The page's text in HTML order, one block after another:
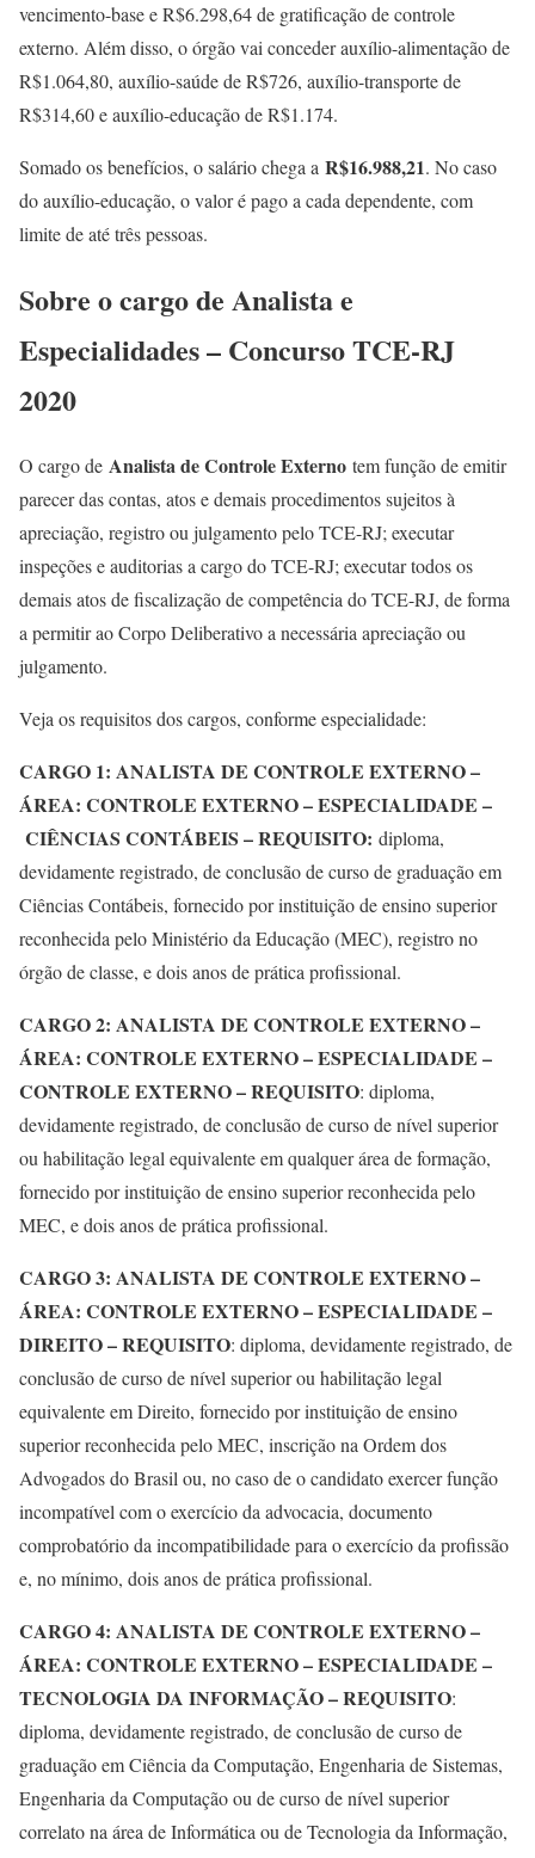
vencimento-base e R$6.298,64 de gratificação de controle
externo. Além disso, o órgão vai conceder auxílio-alimentação de
R$1.064,80, auxílio-saúde de R$726, auxílio-transporte de
R$314,60 e auxílio-educação de R$1.174.
Somado os benefícios, o salário chega a R$16.988,21. No caso
do auxílio-educação, o valor é pago a cada dependente, com
limite de até três pessoas.
Sobre o cargo de Analista e
Especialidades – Concurso TCE-RJ
2020
O cargo de Analista de Controle Externo tem função de emitir
parecer das contas, atos e demais procedimentos sujeitos à
apreciação, registro ou julgamento pelo TCE-RJ; executar
inspeções e auditorias a cargo do TCE-RJ; executar todos os
demais atos de fiscalização de competência do TCE-RJ, de forma
a permitir ao Corpo Deliberativo a necessária apreciação ou
julgamento.
Veja os requisitos dos cargos, conforme especialidade:
CARGO 1: ANALISTA DE CONTROLE EXTERNO –
ÁREA: CONTROLE EXTERNO – ESPECIALIDADE –
CIÊNCIAS CONTÁBEIS – REQUISITO: diploma,
devidamente registrado, de conclusão de curso de graduação em
Ciências Contábeis, fornecido por instituição de ensino superior
reconhecida pelo Ministério da Educação (MEC), registro no
órgão de classe, e dois anos de prática profissional.
CARGO 2: ANALISTA DE CONTROLE EXTERNO –
ÁREA: CONTROLE EXTERNO – ESPECIALIDADE –
CONTROLE EXTERNO – REQUISITO: diploma,
devidamente registrado, de conclusão de curso de nível superior
ou habilitação legal equivalente em qualquer área de formação,
fornecido por instituição de ensino superior reconhecida pelo
MEC, e dois anos de prática profissional.
CARGO 3: ANALISTA DE CONTROLE EXTERNO –
ÁREA: CONTROLE EXTERNO – ESPECIALIDADE –
DIREITO – REQUISITO: diploma, devidamente registrado, de
conclusão de curso de nível superior ou habilitação legal
equivalente em Direito, fornecido por instituição de ensino
superior reconhecida pelo MEC, inscrição na Ordem dos
Advogados do Brasil ou, no caso de o candidato exercer função
incompatível com o exercício da advocacia, documento
comprobatório da incompatibilidade para o exercício da profissão
e, no mínimo, dois anos de prática profissional.
CARGO 4: ANALISTA DE CONTROLE EXTERNO –
ÁREA: CONTROLE EXTERNO – ESPECIALIDADE –
TECNOLOGIA DA INFORMAÇÃO – REQUISITO:
diploma, devidamente registrado, de conclusão de curso de
graduação em Ciência da Computação, Engenharia de Sistemas,
Engenharia da Computação ou de curso de nível superior
correlato na área de Informática ou de Tecnologia da Informação,